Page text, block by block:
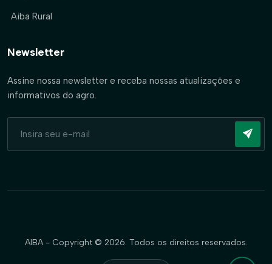
Aiba Rural
Newsletter
Assine nossa newsletter e receba nossas atualizações e
informativos do agro.
AIBA - Copyright © 2026. Todos os direitos reservados.